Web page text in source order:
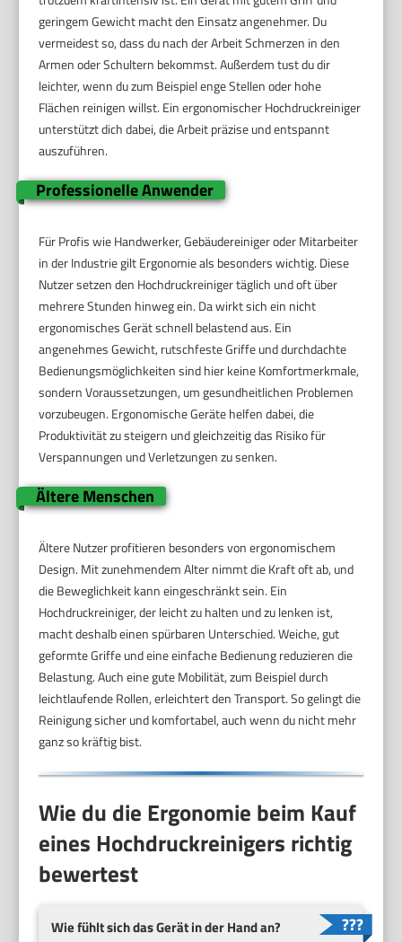
geringem Gewicht macht den Einsatz angenehmer. Du
vermeidest so, dass du nach der Arbeit Schmerzen in den
Armen oder Schultern bekommst. Außerdem tust du dir
leichter, wenn du zum Beispiel enge Stellen oder hohe
Flächen reinigen willst. Ein ergonomischer Hochdruckreiniger
unterstützt dich dabei, die Arbeit präzise und entspannt
auszuführen.
Professionelle Anwender
Für Profis wie Handwerker, Gebäudereiniger oder Mitarbeiter
in der Industrie gilt Ergonomie als besonders wichtig. Diese
Nutzer setzen den Hochdruckreiniger täglich und oft über
mehrere Stunden hinweg ein. Da wirkt sich ein nicht
ergonomisches Gerät schnell belastend aus. Ein
angenehmes Gewicht, rutschfeste Griffe und durchdachte
Bedienungsmöglichkeiten sind hier keine Komfortmerkmale,
sondern Voraussetzungen, um gesundheitlichen Problemen
vorzubeugen. Ergonomische Geräte helfen dabei, die
Produktivität zu steigern und gleichzeitig das Risiko für
Verspannungen und Verletzungen zu senken.
Ältere Menschen
Ältere Nutzer profitieren besonders von ergonomischem
Design. Mit zunehmendem Alter nimmt die Kraft oft ab, und
die Beweglichkeit kann eingeschränkt sein. Ein
Hochdruckreiniger, der leicht zu halten und zu lenken ist,
macht deshalb einen spürbaren Unterschied. Weiche, gut
geformte Griffe und eine einfache Bedienung reduzieren die
Belastung. Auch eine gute Mobilität, zum Beispiel durch
leichtlaufende Rollen, erleichtert den Transport. So gelingt die
Reinigung sicher und komfortabel, auch wenn du nicht mehr
ganz so kräftig bist.
Wie du die Ergonomie beim Kauf
eines Hochdruckreinigers richtig
bewertest
Wie fühlt sich das Gerät in der Hand an?